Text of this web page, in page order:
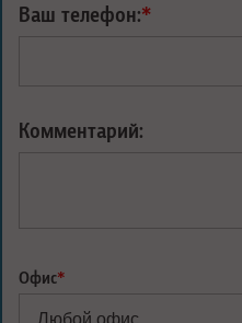
Ваш телефон:*
Комментарий:
Офис*